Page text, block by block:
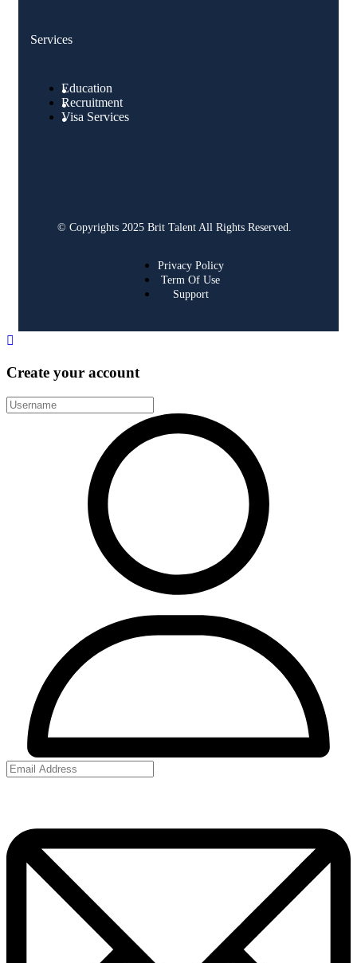
Services
Education
Recruitment
Visa Services
© Copyrights 2025 Brit Talent All Rights Reserved.
Privacy Policy
Term Of Use
Support
Create your account